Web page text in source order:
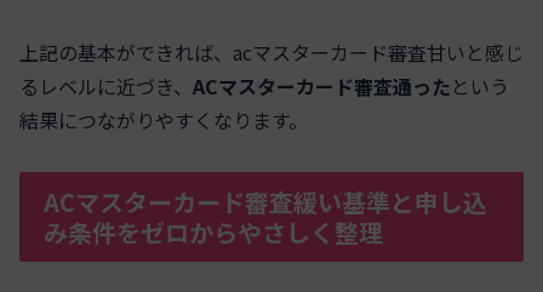
上記の基本ができれば、acマスターカード審査甘いと感じ
るレベルに近づき、 ACマスターカード審査通ったという
結果につながりやすくなります。
ACマスターカード審査緩い基準と申し込
み条件をゼロからやさしく整理